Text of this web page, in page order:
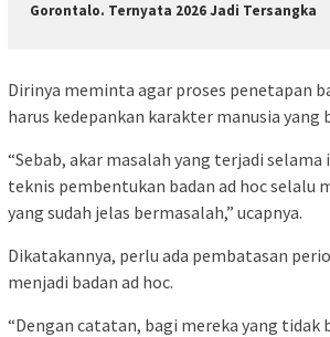
Gorontalo. Ternyata 2026 Jadi Tersangka
Dirinya meminta agar proses penetapan
harus kedepankan karakter manusia
“Sebab, akar masalah yang terjadi selama
teknis pembentukan badan ad hoc selalu
yang sudah jelas bermasalah,” ucapnya.
Dikatakannya, perlu ada pembatasan
menjadi badan ad hoc.
“Dengan catatan, bagi mereka yang tidak